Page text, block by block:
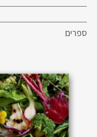
ספרים